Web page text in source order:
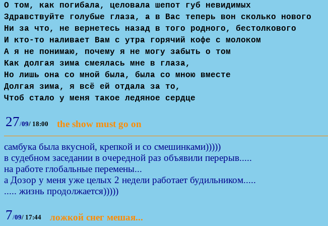
О том, как погибала, целовала шепот губ невидимых
Здравствуйте голубые глаза, а в Вас теперь вон сколько нового
Ни за что, не вернетесь назад в того родного, бестолкового
И кто-то наливает Вам с утра горячий кофе с молоком
А я не понимаю, почему я не могу забыть о том
Как долгая зима смеялась мне в глаза,
Но лишь она со мной была, была со мною вместе
Долгая зима, я всё ей отдала за то,
Чтоб стало у меня такое ледяное сердце
27/09/ 18:00 the show must go on
самбука была вкусной, крепкой и со смешинками)))))
в судебном заседании в очередной раз объявили перерыв.....
на работе глобальные перемены...
а Дозор у меня уже целых 2 недели работает будильником.....
..... жизнь продолжается)))))
7/09/ 17:44 ложкой снег мешая...